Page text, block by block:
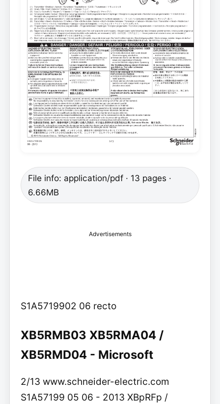
File info: application/pdf · 13 pages ·
6.66MB
Advertisements
S1A5719902 06 recto
XB5RMB03 XB5RMA04 /
XB5RMD04 - Microsoft
2/13 www.schneider-electric.com
S1A57199 05 06 - 2013 XBpRFp /